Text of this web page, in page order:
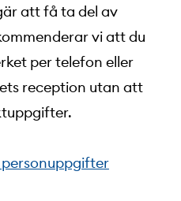
att få ta del av
vi att du
per telefon eller
reception utan att